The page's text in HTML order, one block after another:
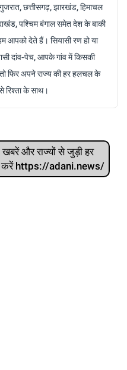
गुजरात, छत्तीसगढ़, झारखंड, हिमाचल
पश्चिम बंगाल समेत देश के बाकी
आपको देते हैं। सियासी रण हो या
दांव-पेच, आपके गांव में किसकी
फिर अपने राज्य की हर हलचल के
रिश्ता के साथ।
और राज्‍यों से जुड़ी हर
करें https://adani.news/